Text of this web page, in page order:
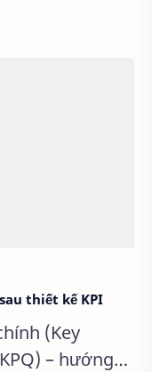
thiết kế KPI
(Key
– hướng